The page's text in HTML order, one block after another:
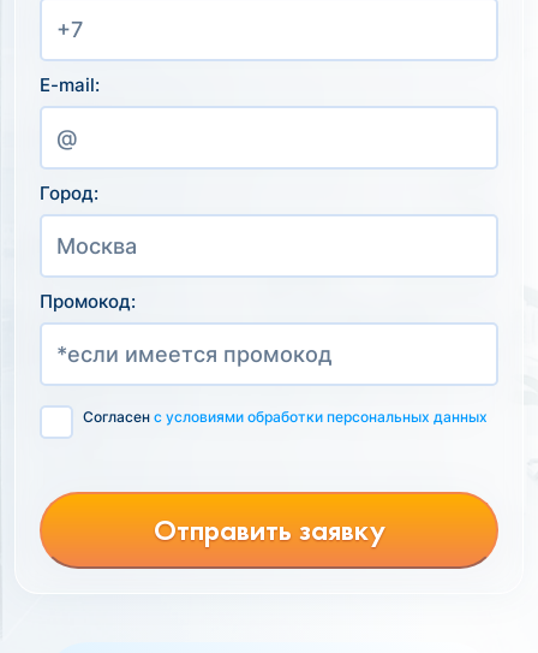
E-mail:
Город:
Промокод:
Согласен с условиями обработки персональных данных
Отправить заявку